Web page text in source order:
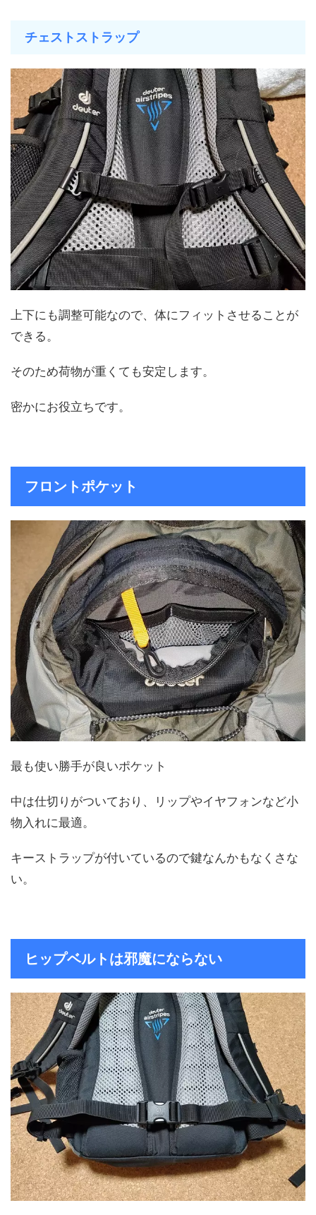
チェストストラップ
上下にも調整可能なので、体にフィットさせることが
できる。
そのため荷物が重くても安定します。
密かにお役立ちです。
フロントポケット
最も使い勝手が良いポケット
中は仕切りがついており、リップやイヤフォンなど小
物入れに最適。
キーストラップが付いているので鍵なんかもなくさな
い。
ヒップベルトは邪魔にならない